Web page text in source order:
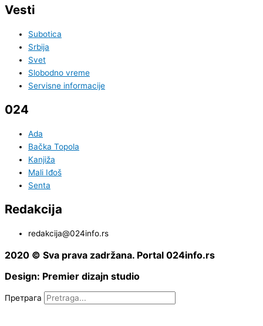
Vesti
Subotica
Srbija
Svet
Slobodno vreme
Servisne informacije
024
Ada
Bačka Topola
Kanjiža
Mali Iđoš
Senta
Redakcija
redakcija@024info.rs
2020 © Sva prava zadržana. Portal 024info.rs
Design: Premier dizajn studio
Претрага